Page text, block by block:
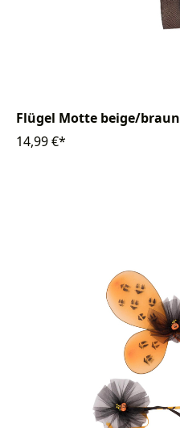
Flügel Motte beige/braun
14,99 €*